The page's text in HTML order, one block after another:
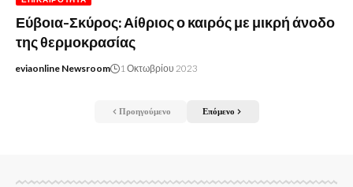
Εύβοια-Σκύρος: Αίθριος ο καιρός με μικρή άνοδο
της θερμοκρασίας
eviaonline Newsroom 1 Οκτωβρίου 2023
Προηγούμενο Επόμενο